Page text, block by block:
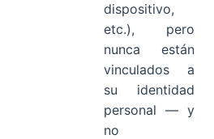
dispositivo,
etc.), pero
nunca están
vinculados a
su identidad
personal — y
no